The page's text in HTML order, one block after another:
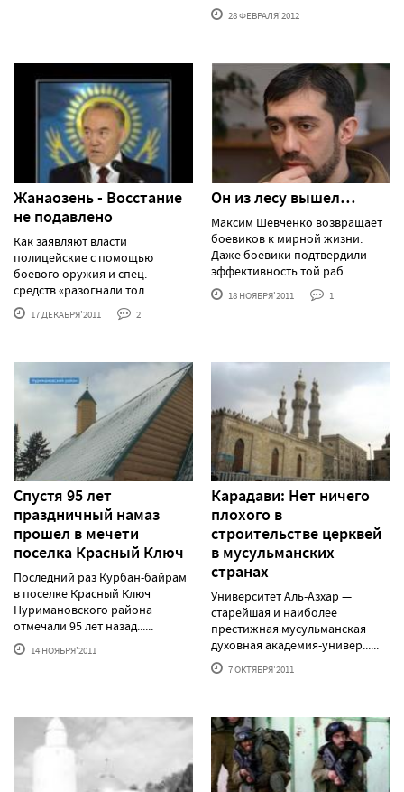
28 ФЕВРАЛЯ'2012
Жанаозень - Восстание
не подавлено
Как заявляют власти
полицейские с помощью
боевого оружия и спец.
средств «разогнали тол......
17 ДЕКАБРЯ'2011 2
Он из лесу вышел…
Максим Шевченко возвращает
боевиков к мирной жизни.
Даже боевики подтвердили
эффективность той раб......
18 НОЯБРЯ'2011 1
Спустя 95 лет
праздничный намаз
прошел в мечети
поселка Красный Ключ
Последний раз Курбан-байрам
в поселке Красный Ключ
Нуримановского района
отмечали 95 лет назад......
14 НОЯБРЯ'2011
Карадави: Нет ничего
плохого в
строительстве церквей
в мусульманских
странах
Университет Аль-Азхар —
старейшая и наиболее
престижная мусульманская
духовная академия-универ......
7 ОКТЯБРЯ'2011